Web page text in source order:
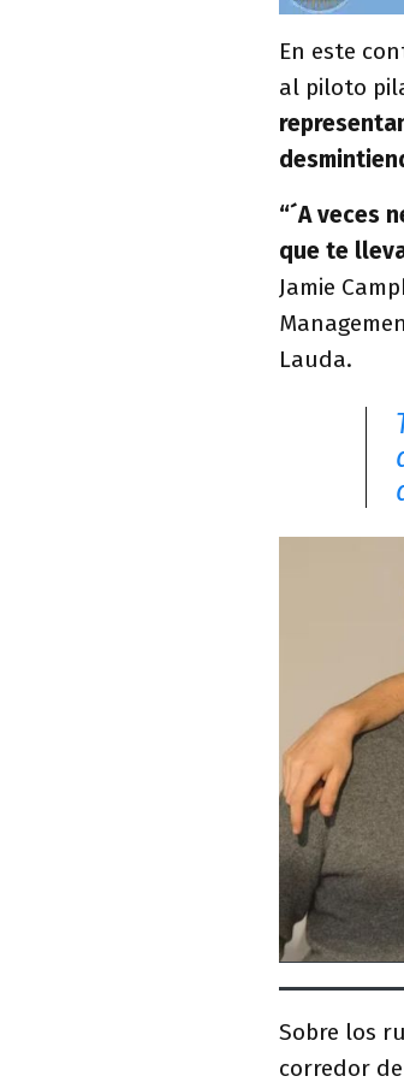
En este
al piloto
“´A veces
que te
Jamie
Lauda.
Sobre los
corredor